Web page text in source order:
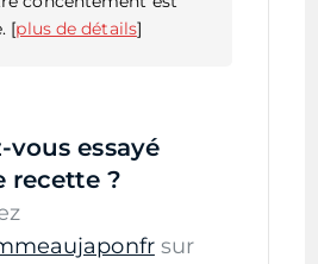
[plus de détails]
vous essayé
recette ?
sur